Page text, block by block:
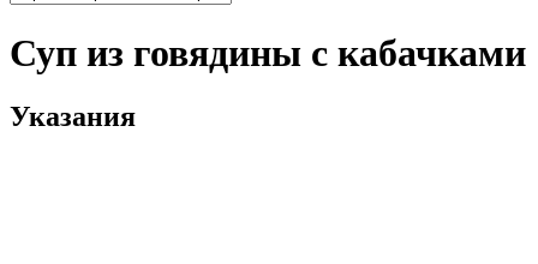
Суп из говядины с кабачками
Указания